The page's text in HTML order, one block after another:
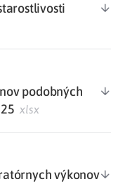
podobných
xlsx
výkonov